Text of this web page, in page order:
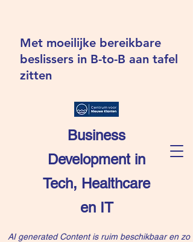
Business
Development in
Tech, Healthcare
en IT
Met moeilijke bereikbare
beslissers in B-to-B aan tafel
zitten
AI generated Content is ruim beschikbaar en zo